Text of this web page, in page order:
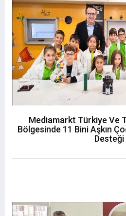
Mediamarkt Türkiye Ve
Bölgesinde 11 Bini Aşkın
Desteği